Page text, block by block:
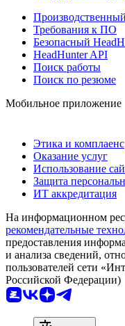
Требования к ПО
Безопасный
HeadHunter API
Поиск работы
Поиск по резюме
Мобильное приложение
Этика и комплаенс
Оказание услуг
Использование
Защита
ИТ аккредитация
На информационном
рекомендательные
предоставления
и анализа сведений,
пользователей сети
Российской Федерации)